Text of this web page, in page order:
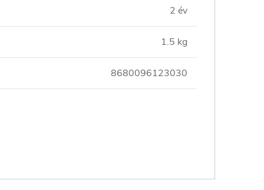
2 év
1.5 kg
8680096123030